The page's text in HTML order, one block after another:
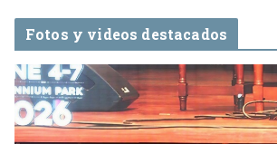
Fotos y videos destacados